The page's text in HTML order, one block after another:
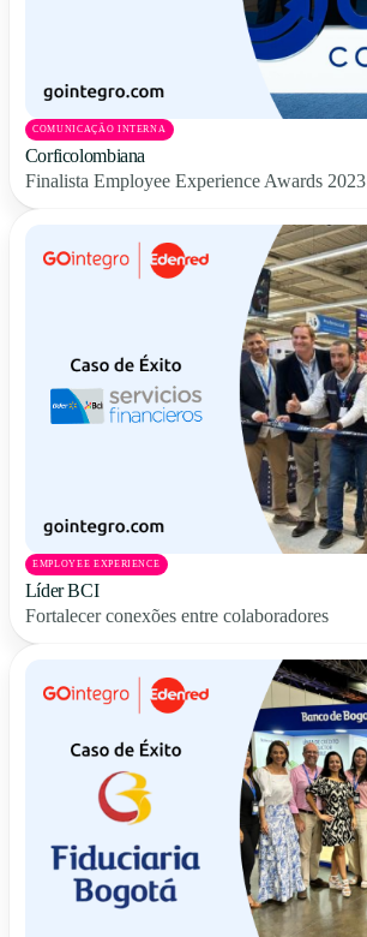
COMUNICAÇÃO INTERNA
Corficolombiana
Finalista Employee Experience Awards 2023
EMPLOYEE EXPERIENCE
Líder BCI
Fortalecer conexões entre colaboradores